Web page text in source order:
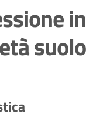
in
suolo